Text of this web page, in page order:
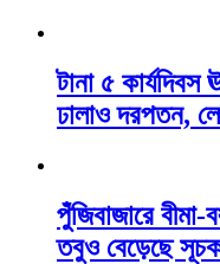
টানা ৫ কার্যদিবস
ঢালাও দরপতন,
পুঁজিবাজারে
তবুও বেড়েছে